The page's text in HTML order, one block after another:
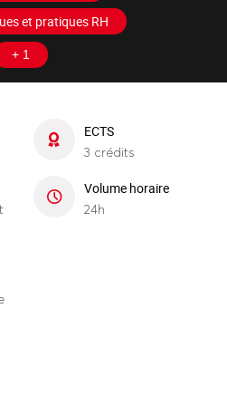
et pratiques RH
+ 1
ECTS
3 crédits
Volume horaire
24h